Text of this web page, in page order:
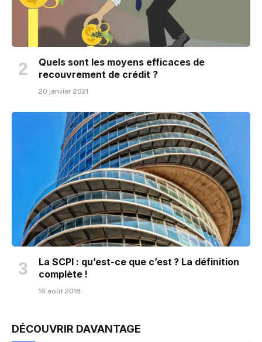
Quels sont les moyens efficaces de
recouvrement de crédit ?
20 janvier 2021
La SCPI : qu’est-ce que c’est ? La définition
complète !
16 août 2018
DÉCOUVRIR DAVANTAGE